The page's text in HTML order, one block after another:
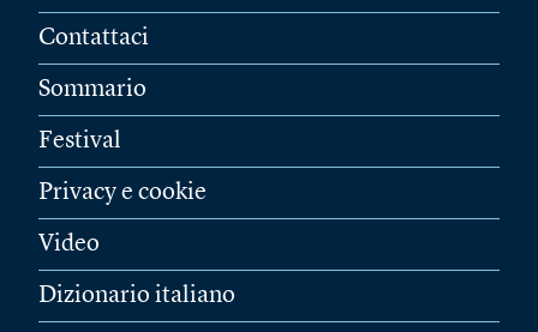
Contattaci
Sommario
Festival
Privacy e cookie
Video
Dizionario italiano